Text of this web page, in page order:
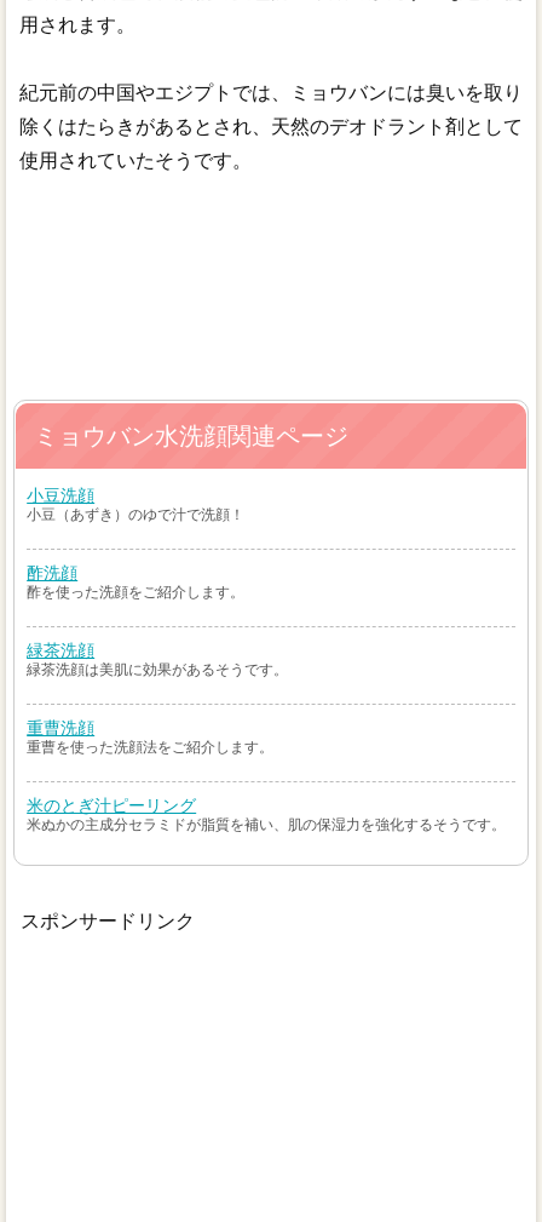
用されます。
紀元前の中国やエジプトでは、ミョウバンには臭いを取り
除くはたらきがあるとされ、天然のデオドラント剤として
使用されていたそうです。
ミョウバン水洗顔関連ページ
小豆洗顔
小豆（あずき）のゆで汁で洗顔！
酢洗顔
酢を使った洗顔をご紹介します。
緑茶洗顔
緑茶洗顔は美肌に効果があるそうです。
重曹洗顔
重曹を使った洗顔法をご紹介します。
米のとぎ汁ピーリング
米ぬかの主成分セラミドが脂質を補い、肌の保湿力を強化するそうです。
スポンサードリンク